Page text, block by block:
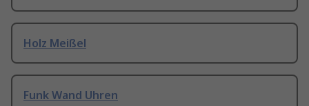
Holz Meißel
Funk Wand Uhren